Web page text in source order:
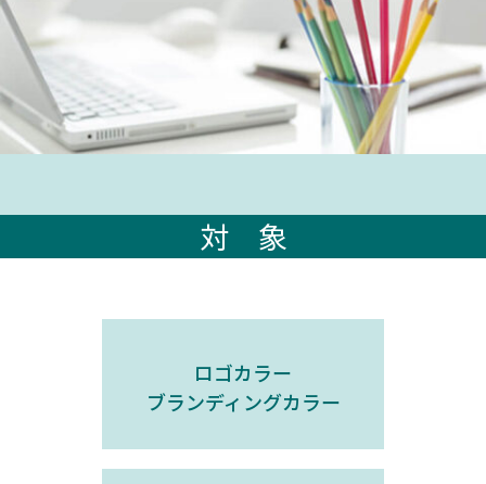
対 象
ロゴカラー
ブランディングカラー